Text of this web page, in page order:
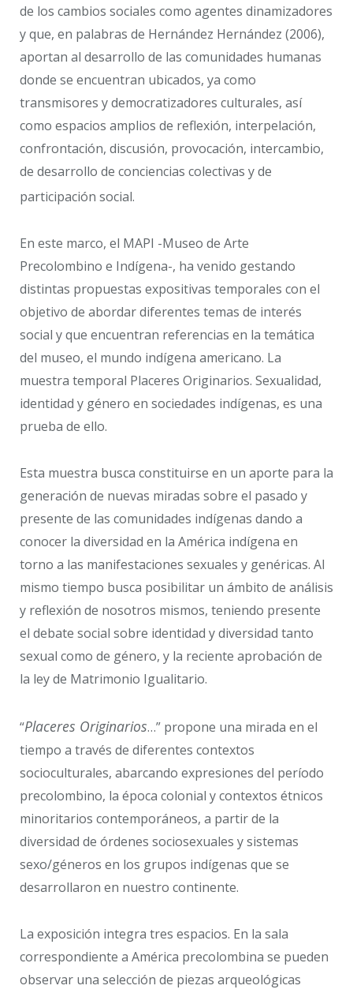
de los cambios sociales como agentes dinamizadores
y que, en palabras de Hernández Hernández (2006),
aportan al desarrollo de las comunidades humanas
donde se encuentran ubicados, ya como
transmisores y democratizadores culturales, así
como espacios amplios de reflexión, interpelación,
confrontación, discusión, provocación, intercambio,
de desarrollo de conciencias colectivas y de
participación social.
En este marco, el MAPI -Museo de Arte
Precolombino e Indígena-, ha venido gestando
distintas propuestas expositivas temporales con el
objetivo de abordar diferentes temas de interés
social y que encuentran referencias en la temática
del museo, el mundo indígena americano. La
muestra temporal Placeres Originarios. Sexualidad,
identidad y género en sociedades indígenas, es una
prueba de ello.
Esta muestra busca constituirse en un aporte para la
generación de nuevas miradas sobre el pasado y
presente de las comunidades indígenas dando a
conocer la diversidad en la América indígena en
torno a las manifestaciones sexuales y genéricas. Al
mismo tiempo busca posibilitar un ámbito de análisis
y reflexión de nosotros mismos, teniendo presente
el debate social sobre identidad y diversidad tanto
sexual como de género, y la reciente aprobación de
la ley de Matrimonio Igualitario.
“Placeres Originarios…” propone una mirada en el
tiempo a través de diferentes contextos
socioculturales, abarcando expresiones del período
precolombino, la época colonial y contextos étnicos
minoritarios contemporáneos, a partir de la
diversidad de órdenes sociosexuales y sistemas
sexo/géneros en los grupos indígenas que se
desarrollaron en nuestro continente.
La exposición integra tres espacios. En la sala
correspondiente a América precolombina se pueden
observar una selección de piezas arqueológicas